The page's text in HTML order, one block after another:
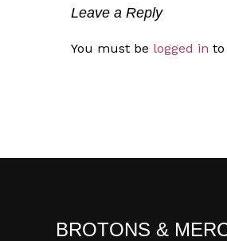
Leave a Reply
You must be logged in to
BROTONS &